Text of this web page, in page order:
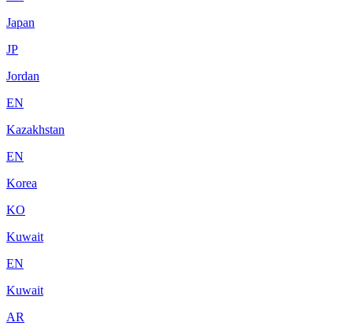
Japan
JP
Jordan
EN
Kazakhstan
EN
Korea
KO
Kuwait
EN
Kuwait
AR